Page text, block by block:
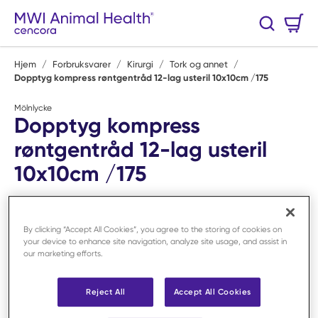
Hopp til hovedinnhold
Søk
Hjem / Forbruksvarer / Kirurgi / Tork og annet /
Dopptyg kompress røntgentråd 12-lag usteril 10x10cm /175
Mölnlycke
Dopptyg kompress
røntgentråd 12-lag usteril
10x10cm /175
Art.nr: F20155
By clicking “Accept All Cookies”, you agree to the storing of cookies on
your device to enhance site navigation, analyze site usage, and assist in
our marketing efforts.
Reject All Accept All Cookies